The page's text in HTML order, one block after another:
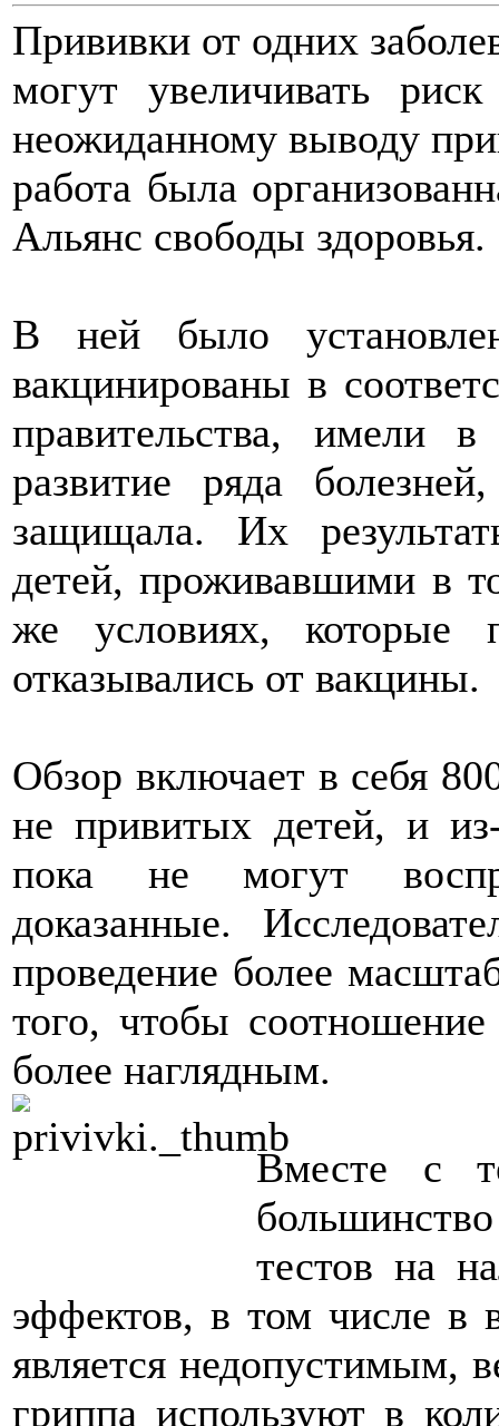
Прививки от одних
могут увеличивать
неожиданному выводу
работа была
Альянс свободы здоровья.
В ней было
вакцинированы в
правительства, имели
развитие ряда
защищала. Их
детей, проживавшими в
же условиях,
отказывались от вакцины.
Обзор включает в себя
не привитых детей, и
пока не могут
доказанные.
проведение более
того, чтобы
более наглядным.
Вместе с
тестов на
эффектов, в том числе в
является недопустимым,
гриппа используют в